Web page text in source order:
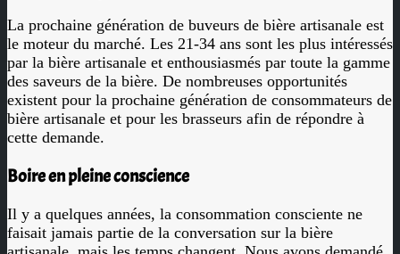
La prochaine génération de buveurs de bière artisanale est
le moteur du marché. Les 21-34 ans sont les plus intéressés
par la bière artisanale et enthousiasmés par toute la gamme
des saveurs de la bière. De nombreuses opportunités
existent pour la prochaine génération de consommateurs de
bière artisanale et pour les brasseurs afin de répondre à
cette demande.
Boire en pleine conscience
Il y a quelques années, la consommation consciente ne
faisait jamais partie de la conversation sur la bière